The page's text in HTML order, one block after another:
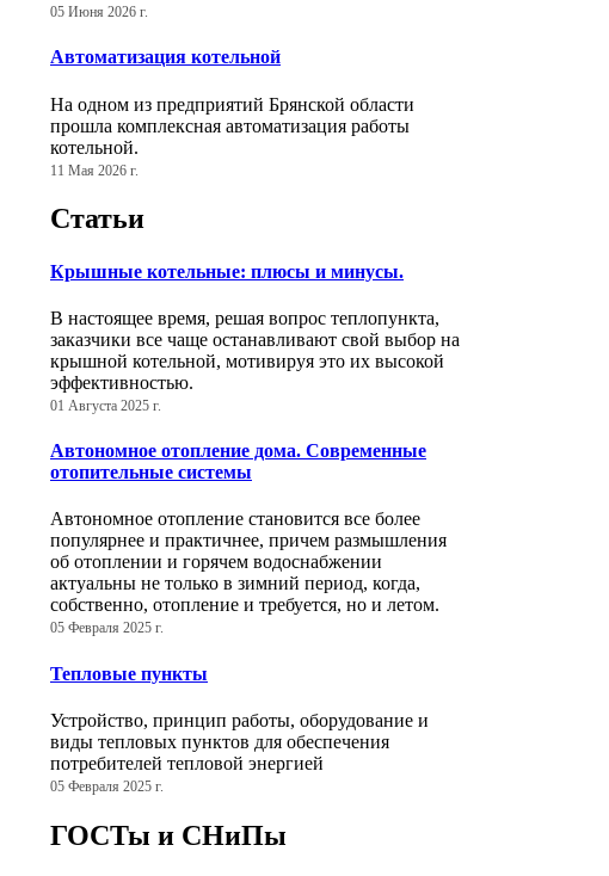
05 Июня 2026 г.
Автоматизация котельной
На одном из предприятий Брянской области
прошла комплексная автоматизация работы
котельной.
11 Мая 2026 г.
Статьи
Крышные котельные: плюсы и минусы.
В настоящее время, решая вопрос теплопункта,
заказчики все чаще останавливают свой выбор на
крышной котельной, мотивируя это их высокой
эффективностью.
01 Августа 2025 г.
Автономное отопление дома. Современные
отопительные системы
Автономное отопление становится все более
популярнее и практичнее, причем размышления
об отоплении и горячем водоснабжении
актуальны не только в зимний период, когда,
собственно, отопление и требуется, но и летом.
05 Февраля 2025 г.
Тепловые пункты
Устройство, принцип работы, оборудование и
виды тепловых пунктов для обеспечения
потребителей тепловой энергией
05 Февраля 2025 г.
ГОСТы и СНиПы